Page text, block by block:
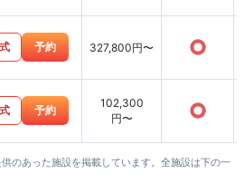
予約 327,800円〜 ○
予約
102,300
円〜
○
のあった施設を掲載しています。全施設は下の一